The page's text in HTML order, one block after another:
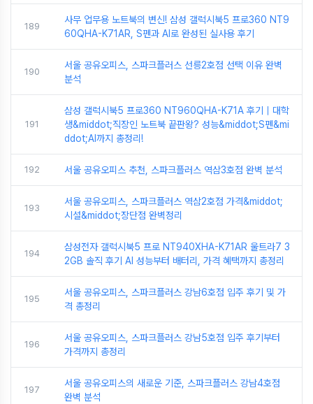
189
사무 업무용 노트북의 변신! 삼성 갤럭시북5 프로360 NT9
60QHA-K71AR, S펜과 AI로 완성된 실사용 후기
190
서울 공유오피스, 스파크플러스 선릉2호점 선택 이유 완벽
분석
191
삼성 갤럭시북5 프로360 NT960QHA-K71A 후기｜대학
생&middot;직장인 노트북 끝판왕? 성능&middot;S펜&mi
ddot;AI까지 총정리!
192 서울 공유오피스 추천, 스파크플러스 역삼3호점 완벽 분석
193
서울 공유오피스, 스파크플러스 역삼2호점 가격&middot;
시설&middot;장단점 완벽정리
194
삼성전자 갤럭시북5 프로 NT940XHA-K71AR 울트라7 3
2GB 솔직 후기 AI 성능부터 배터리, 가격 혜택까지 총정리
195
서울 공유오피스, 스파크플러스 강남6호점 입주 후기 및 가
격 총정리
196
서울 공유오피스, 스파크플러스 강남5호점 입주 후기부터
가격까지 총정리
197
서울 공유오피스의 새로운 기준, 스파크플러스 강남4호점
완벽 분석